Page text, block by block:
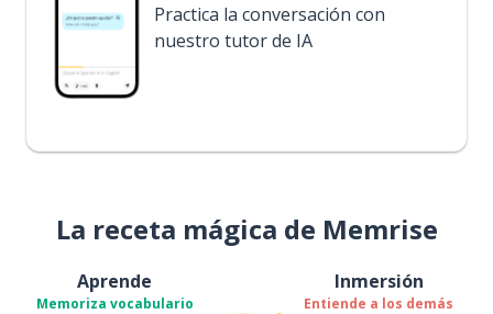
Practica la conversación con
nuestro tutor de IA
La receta mágica de Memrise
Aprende
Memoriza vocabulario
Inmersión
Entiende a los demás